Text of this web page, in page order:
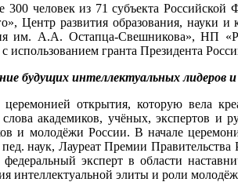
300 человек из 71 субъекта
Центр развития образования, науки
им. А.А. Остапца-Свешникова», НП
использованием гранта Президента
будущих интеллектуальных лидеров и
церемонией открытия, которую вела
академиков, учёных, экспертов и
и молодёжи России. В начале
наук, Лауреат Премии
эксперт в области
интеллектуальной элиты и роли